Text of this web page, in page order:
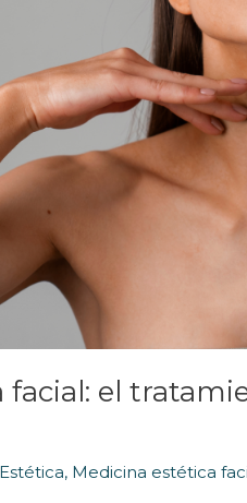
facial: el
Estética, Medicina estética